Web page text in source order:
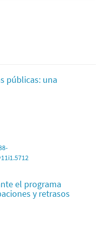
públicas: una
el programa
y retrasos